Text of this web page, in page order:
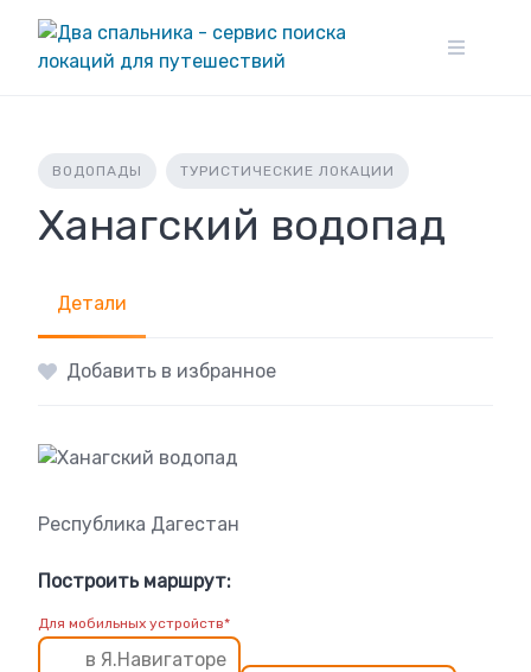
content
ВОДОПАДЫ ТУРИСТИЧЕСКИЕ ЛОКАЦИИ
Ханагский водопад
Детали
Добавить в избранное
Республика Дагестан
Построить маршрут:
Для мобильных устройств*
в Я.Навигаторе